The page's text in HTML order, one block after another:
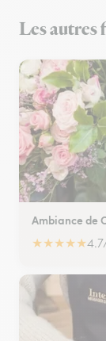
Les autres
Ambiance de
★★★★★